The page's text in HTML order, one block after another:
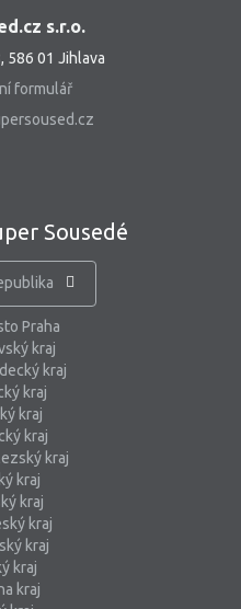
s.r.o.
586 01 Jihlava
formulář
Sousedé
Praha
kraj
kraj
kraj
kraj
kraj
kraj
kraj
kraj
kraj
kraj
kraj
kraj